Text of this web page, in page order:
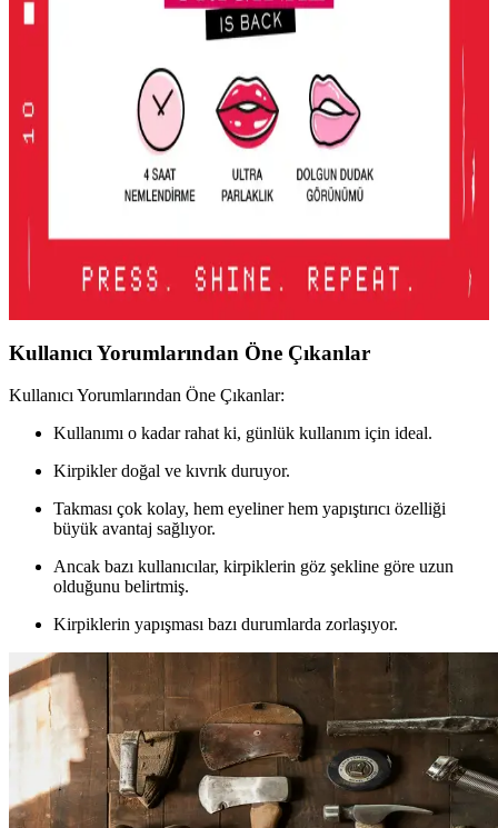
2016'dan Günümüze Asya Makyaj Trendlerinin
Değişimi ve Güncel Stil Yaklaşımları
2016'dan günümüze Asya makyaj trendleri, parlak renklerden doğal
tonlara ve belirgin uygulamalara evrildi. Dudak, göz ve cilt
makyajındaki değişimler detaylı şekilde incelenmektedir.
Lancome Juicy Tubes Nemlendirici Lip Gloss
İncelemesi ve Kullanıcı Deneyimleri
Lancome Juicy Tubes, 20 yılı aşkın süredir popüler olan, parlaklık
katan nemlendirici lip gloss ürünüdür. Kullanımı kolay ve taşınabilir
tasarımıyla öne çıkar.
Kullanıcı Yorumlarından Öne Çıkanlar
Kullanıcı Yorumlarından Öne Çıkanlar:
Kullanımı o kadar rahat ki, günlük kullanım için ideal.
Kirpikler doğal ve kıvrık duruyor.
Takması çok kolay, hem eyeliner hem yapıştırıcı özelliği
büyük avantaj sağlıyor.
Ancak bazı kullanıcılar, kirpiklerin göz şekline göre uzun
olduğunu belirtmiş.
Kirpiklerin yapışması bazı durumlarda zorlaşıyor.